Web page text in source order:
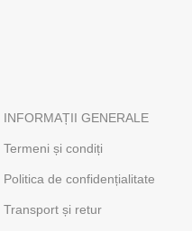
INFORMAȚII GENERALE
Termeni și condiți
Politica de confidențialitate
Transport și retur